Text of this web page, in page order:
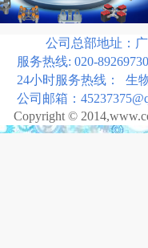
司总部地址：广东
务热线: 020-
小时服务热线： 生物
司邮箱：
©